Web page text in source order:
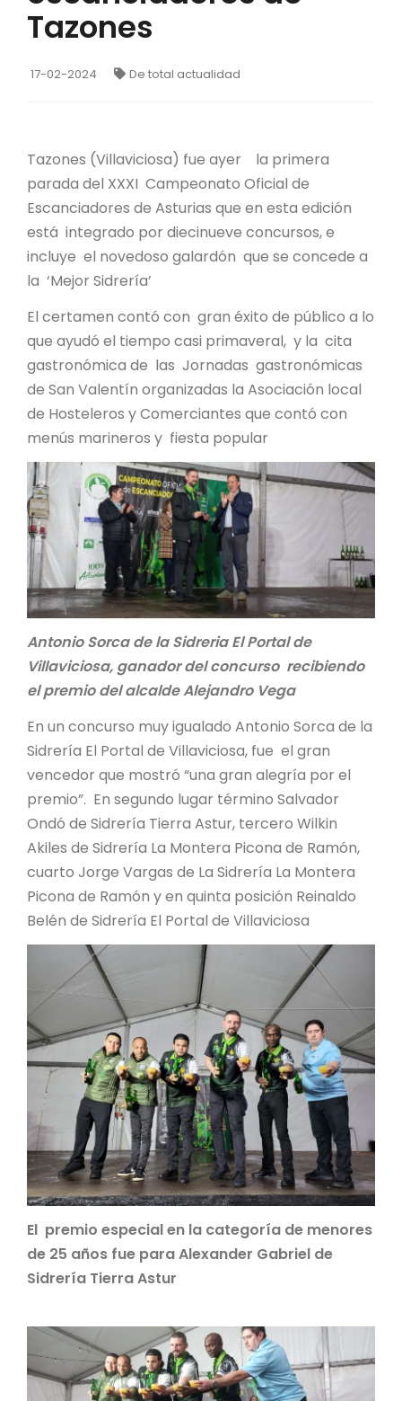
Tazones
17-02-2024 De total actualidad
Tazones (Villaviciosa) fue ayer la primera
parada del XXXI Campeonato Oficial de
Escanciadores de Asturias que en esta edición
está integrado por diecinueve concursos, e
incluye el novedoso galardón que se concede a
la ‘Mejor Sidrería’
El certamen contó con gran éxito de público a lo
que ayudó el tiempo casi primaveral, y la cita
gastronómica de las Jornadas gastronómicas
de San Valentín organizadas la Asociación local
de Hosteleros y Comerciantes que contó con
menús marineros y fiesta popular
Antonio Sorca de la Sidreria El Portal de
Villaviciosa, ganador del concurso recibiendo
el premio del alcalde Alejandro Vega
En un concurso muy igualado Antonio Sorca de la
Sidrería El Portal de Villaviciosa, fue el gran
vencedor que mostró “una gran alegría por el
premio”. En segundo lugar término Salvador
Ondó de Sidrería Tierra Astur, tercero Wilkin
Akiles de Sidrería La Montera Picona de Ramón,
cuarto Jorge Vargas de La Sidrería La Montera
Picona de Ramón y en quinta posición Reinaldo
Belén de Sidrería El Portal de Villaviciosa
El premio especial en la categoría de menores
de 25 años fue para Alexander Gabriel de
Sidrería Tierra Astur